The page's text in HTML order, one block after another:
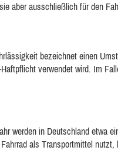
aber ausschließlich für den
bezeichnet einen
verwendet wird. Im
werden in Deutschland etwa
als Transportmittel